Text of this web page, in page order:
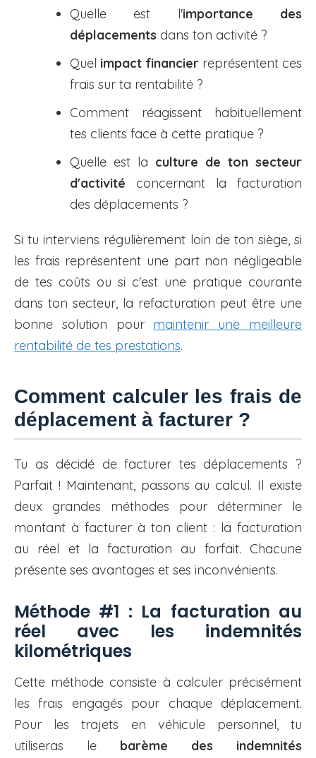
Quelle est l'importance des
déplacements dans ton activité ?
Quel impact financier représentent ces
frais sur ta rentabilité ?
Comment réagissent habituellement
tes clients face à cette pratique ?
Quelle est la culture de ton secteur
d'activité concernant la facturation
des déplacements ?
Si tu interviens régulièrement loin de ton siège, si
les frais représentent une part non négligeable
de tes coûts ou si c'est une pratique courante
dans ton secteur, la refacturation peut être une
bonne solution pour maintenir une meilleure
rentabilité de tes prestations.
Comment calculer les frais de
déplacement à facturer ?
Tu as décidé de facturer tes déplacements ?
Parfait ! Maintenant, passons au calcul. Il existe
deux grandes méthodes pour déterminer le
montant à facturer à ton client : la facturation
au réel et la facturation au forfait. Chacune
présente ses avantages et ses inconvénients.
Méthode #1 : La facturation au
réel avec les indemnités
kilométriques
Cette méthode consiste à calculer précisément
les frais engagés pour chaque déplacement.
Pour les trajets en véhicule personnel, tu
utiliseras le barème des indemnités